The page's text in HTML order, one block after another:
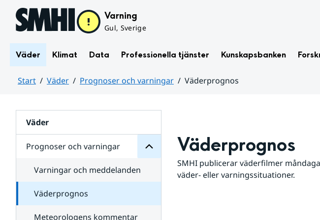
Hoppa till sidans innehåll Varning
Gul, Sverige
Väder Klimat Data Professionella tjänster Kunskapsbanken
Start Väder Prognoser och varningar
Väderprognos
Väder
Prognoser och varningar
för
varningar
Varningar och meddelanden
Väderprognos
Meteorologens kommentar
Väderprognos
SMHI publicerar väderfilmer
väder- eller varningssituationer.